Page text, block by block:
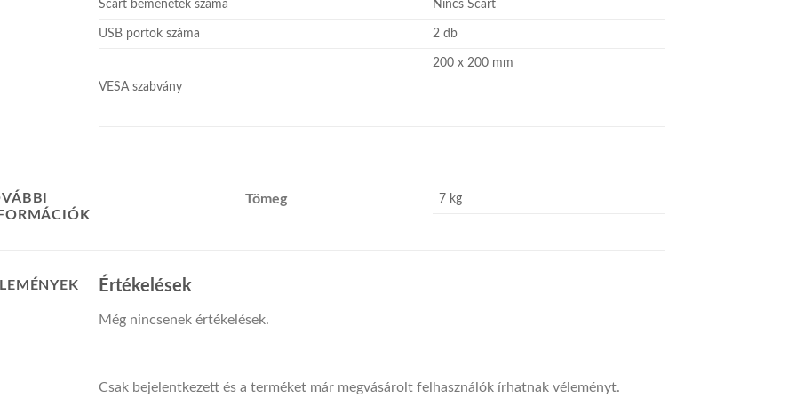
Scart bemenetek száma Nincs Scart
USB portok száma 2 db
VESA szabvány
200 x 200 mm
Tömeg 7 kg
Értékelések
Még nincsenek értékelések.
Csak bejelentkezett és a terméket már megvásárolt felhasználók írhatnak véleményt.